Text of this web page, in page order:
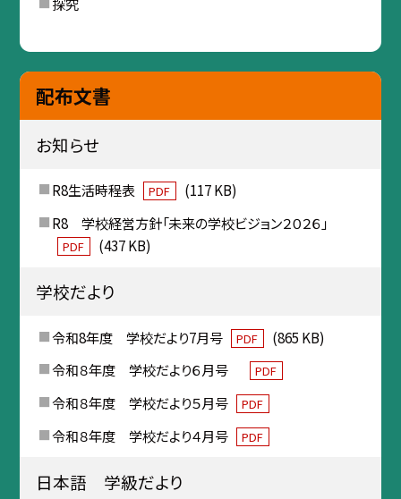
配布文書
お知らせ
R8生活時程表 PDF
(117 KB)
R8 学校経営方針「未来の学校ビジョン２０２６」
PDF (437 KB)
学校だより
令和8年度 学校だより7月号 PDF
(865 KB)
令和８年度 学校だより６月号
PDF
令和８年度 学校だより５月号 PDF
令和８年度 学校だより４月号 PDF
日本語 学級だより